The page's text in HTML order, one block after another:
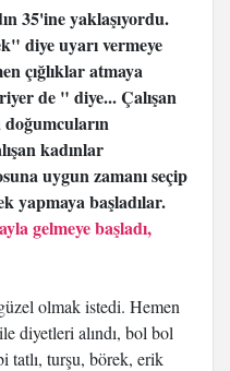
35'ine yaklaşıyordu.
diye uyarı vermeye
çığlıklar atmaya
de " diye... Çalışan
doğumcuların
kadınlar
uygun zamanı seçip
yapmaya başladılar.
gelmeye başladı,
olmak istedi. Hemen
diyetleri alındı, bol bol
tatlı, turşu, börek, erik